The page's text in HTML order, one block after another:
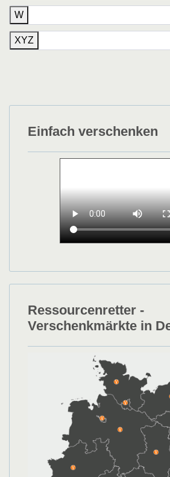
W
XYZ
Einfach verschenken
Ressourcenretter -
Verschenkmärkte in